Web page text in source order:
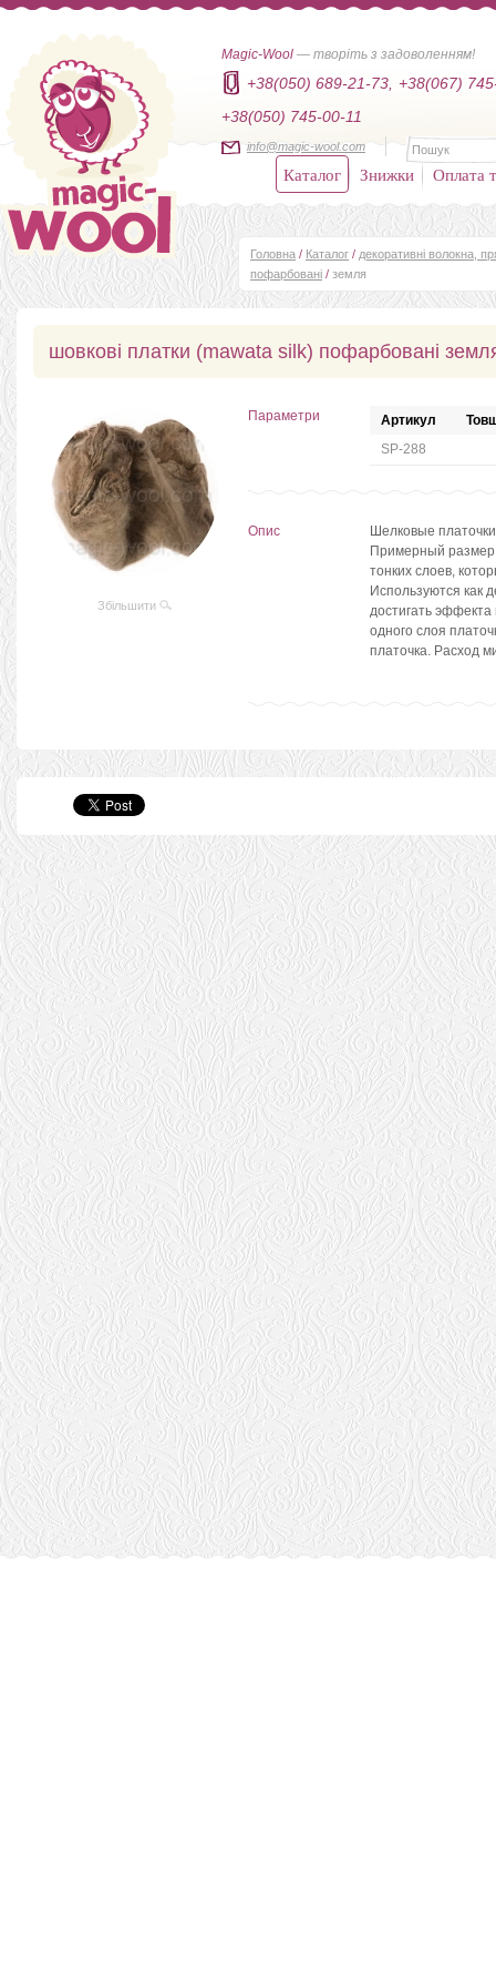
Magic-Wool — творіть з задоволенням!
+38(050) 689-21-73,
+38(067)
+38(050) 745-00-11
info@magic-wool.com
Каталог Знижки Оплата
Головна / Каталог / декоративні волокна,
пофарбовані / земля
шовкові платки (mawata silk) пофарбовані
Збільшити
Параметри Артикул
SP-288
Опис
Шелковые
Примерный размер
тонких слоев,
Используются как
достигать
одного слоя
платочка. Расход